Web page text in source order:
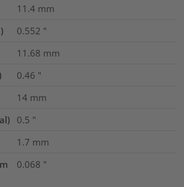
11.4 mm
0.552 "
11.68 mm
0.46 "
14 mm
0.5 "
1.7 mm
0.068 "